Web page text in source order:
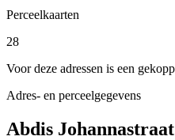
Perceelkaarten
28
Voor deze adressen is een
Adres- en perceelgegevens
Abdis